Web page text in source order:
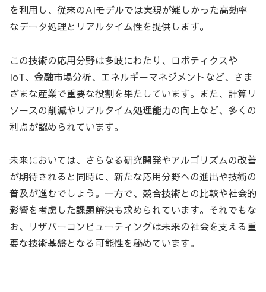
を利用し、従来のAIモデルでは実現が難しかった高効率
なデータ処理とリアルタイム性を提供します。
この技術の応用分野は多岐にわたり、ロボティクスや
IoT、金融市場分析、エネルギーマネジメントなど、さま
ざまな産業で重要な役割を果たしています。また、計算リ
ソースの削減やリアルタイム処理能力の向上など、多くの
利点が認められています。
未来においては、さらなる研究開発やアルゴリズムの改善
が期待されると同時に、新たな応用分野への進出や技術の
普及が進むでしょう。一方で、競合技術との比較や社会的
影響を考慮した課題解決も求められています。それでもな
お、リザバーコンピューティングは未来の社会を支える重
要な技術基盤となる可能性を秘めています。